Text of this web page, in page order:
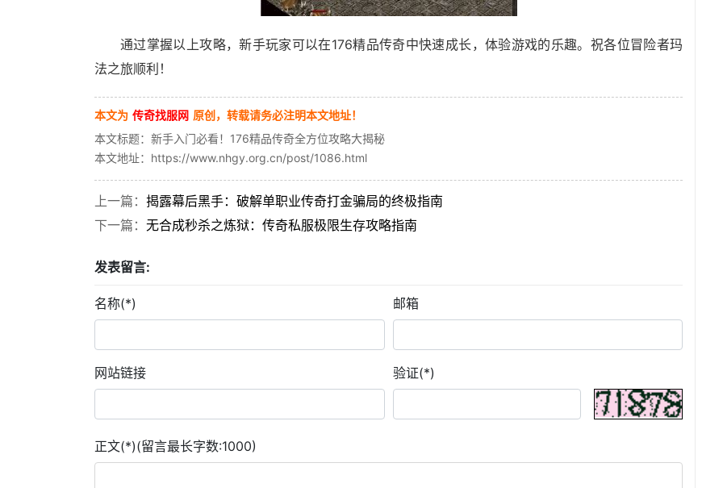
通过掌握以上攻略，新手玩家可以在176精品传奇中快速成长，体验游戏的乐趣。祝各位冒险者玛
法之旅顺利！
本文为 传奇找服网 原创，转载请务必注明本文地址！
本文标题：新手入门必看！176精品传奇全方位攻略大揭秘
本文地址：https://www.nhgy.org.cn/post/1086.html
上一篇： 揭露幕后黑手：破解单职业传奇打金骗局的终极指南
下一篇： 无合成秒杀之炼狱：传奇私服极限生存攻略指南
发表留言:
名称(*) 邮箱
网站链接 验证(*)
正文(*)(留言最长字数:1000)